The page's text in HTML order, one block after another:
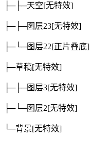
├─├─天空[无特效]
├─├─图层23[无特效]
├─└─图层22[正片叠底]
├─草稿[无特效]
├─├─图层3[无特效]
├─└─图层2[无特效]
└─背景[无特效]